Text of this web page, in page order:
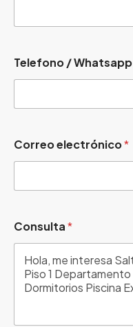
Telefono / Whatsapp
Correo electrónico*
Consulta*